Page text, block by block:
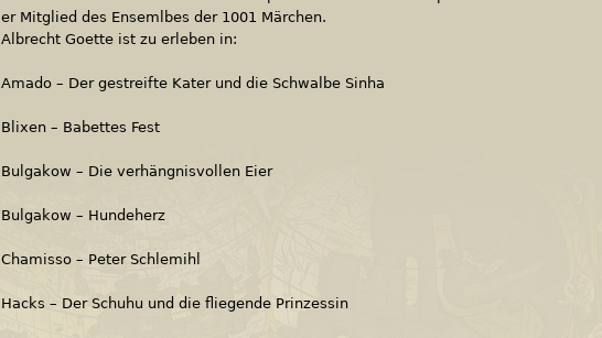
er Mitglied des Ensemlbes der 1001 Märchen.
Albrecht Goette ist zu erleben in:
Amado – Der gestreifte Kater und die Schwalbe Sinha
Blixen – Babettes Fest
Bulgakow – Die verhängnisvollen Eier
Bulgakow – Hundeherz
Chamisso – Peter Schlemihl
Hacks – Der Schuhu und die fliegende Prinzessin